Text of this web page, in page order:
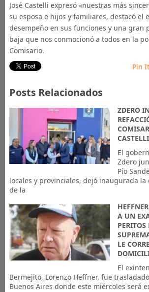
José Castelli expresó «nuestras más
su esposa e hijos y familiares, destacó el
desempeño en sus funciones y una gran
baja que nos conmocionó a todos en la
Comisario.
Pin It
Posts Relacionados
ZDERO
CASTELLI
El
Zdero
Pío
locales y provinciales, dejó inaugurada la
de la
A UN
PERITOS
LE
El
Bermejito, Lorenzo Heffner, fue
Buenos Aires donde este miércoles será